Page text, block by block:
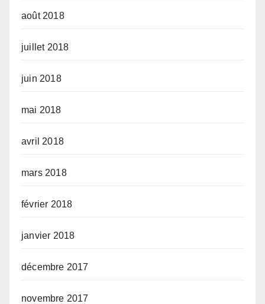
août 2018
juillet 2018
juin 2018
mai 2018
avril 2018
mars 2018
février 2018
janvier 2018
décembre 2017
novembre 2017